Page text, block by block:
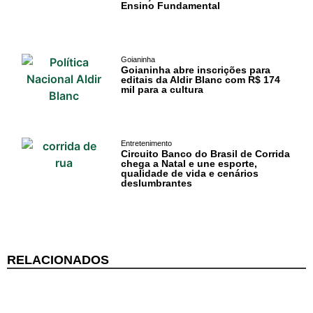
Ensino Fundamental
Goianinha
Goianinha abre inscrições para
editais da Aldir Blanc com R$ 174
mil para a cultura
Entretenimento
Circuito Banco do Brasil de Corrida
chega a Natal e une esporte,
qualidade de vida e cenários
deslumbrantes
RELACIONADOS